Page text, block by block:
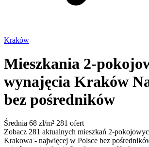
Kraków
Mieszkania 2-
wynajęcia Kraków
bez pośredników
Średnia 68 zł/m² 281 ofert
Zobacz 281 aktualnych mieszkań 2-
Krakowa - najwięcej w Polsce bez